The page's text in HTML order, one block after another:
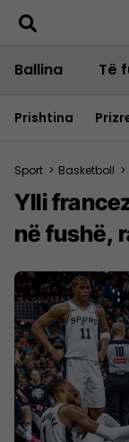
Ballina Të
Prishtina
Sport > Basketboll >
Ylli
në fushë,